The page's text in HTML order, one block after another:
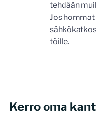
tehdään
Jos hommat
töille.
Kerro oma